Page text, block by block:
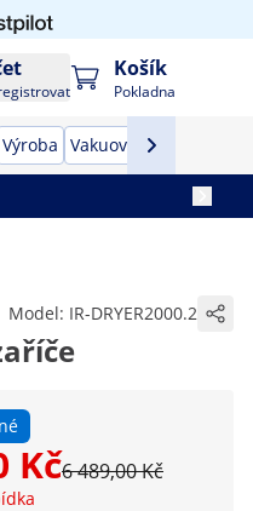
Košík
Pokladna
Výroba Vakuovačky
Model: IR-DRYER2000.2
Kč6 489,00 Kč